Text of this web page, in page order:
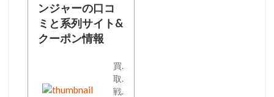
ンジャーの口コ
ミと系列サイト&
クーポン情報
買
取
戦